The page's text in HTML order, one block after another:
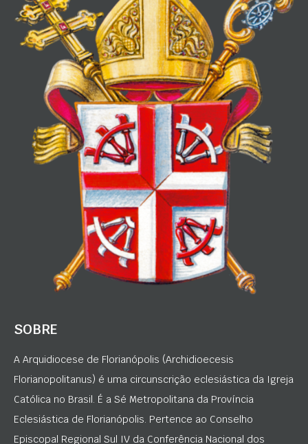
SOBRE
A Arquidiocese de Florianópolis (Archidioecesis
Florianopolitanus) é uma circunscrição eclesiástica da Igreja
Católica no Brasil. É a Sé Metropolitana da Província
Eclesiástica de Florianópolis. Pertence ao Conselho
Episcopal Regional Sul IV da Conferência Nacional dos